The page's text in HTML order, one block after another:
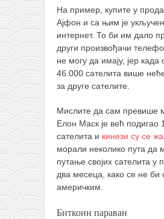
На пример, купите у
Ајфон и са њим је
интернет. То би им дало
други произвођачи
не могу да имају, јер када
46.000 сателита више
за друге сателите.
Мислите да сам превише
Елон Маск је већ подигао
сателита и кинези су се
морали неколико пута да
путање својих сателита у
два месеца, како се не би
америчким.
Биткоин параван